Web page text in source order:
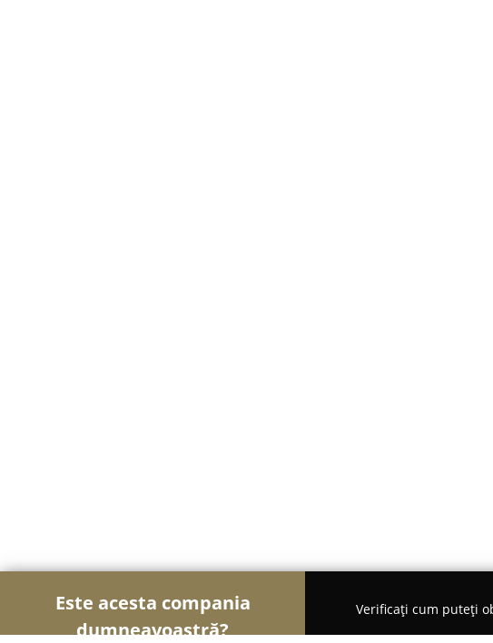
Este acesta compania
dumneavoastră?
Verificați cum puteți